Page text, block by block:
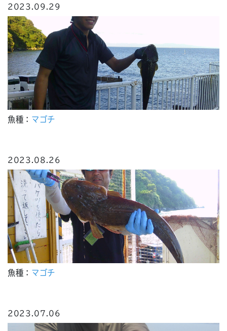
2023.09.29
魚種： マゴチ
2023.08.26
魚種： マゴチ
2023.07.06